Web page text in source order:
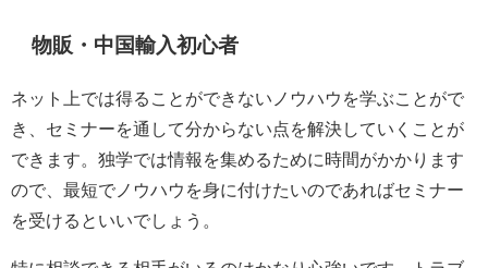
物販・中国輸入初心者
ネット上では得ることができないノウハウを学ぶことがで
き、セミナーを通して分からない点を解決していくことが
できます。独学では情報を集めるために時間がかかります
ので、最短でノウハウを身に付けたいのであればセミナー
を受けるといいでしょう。